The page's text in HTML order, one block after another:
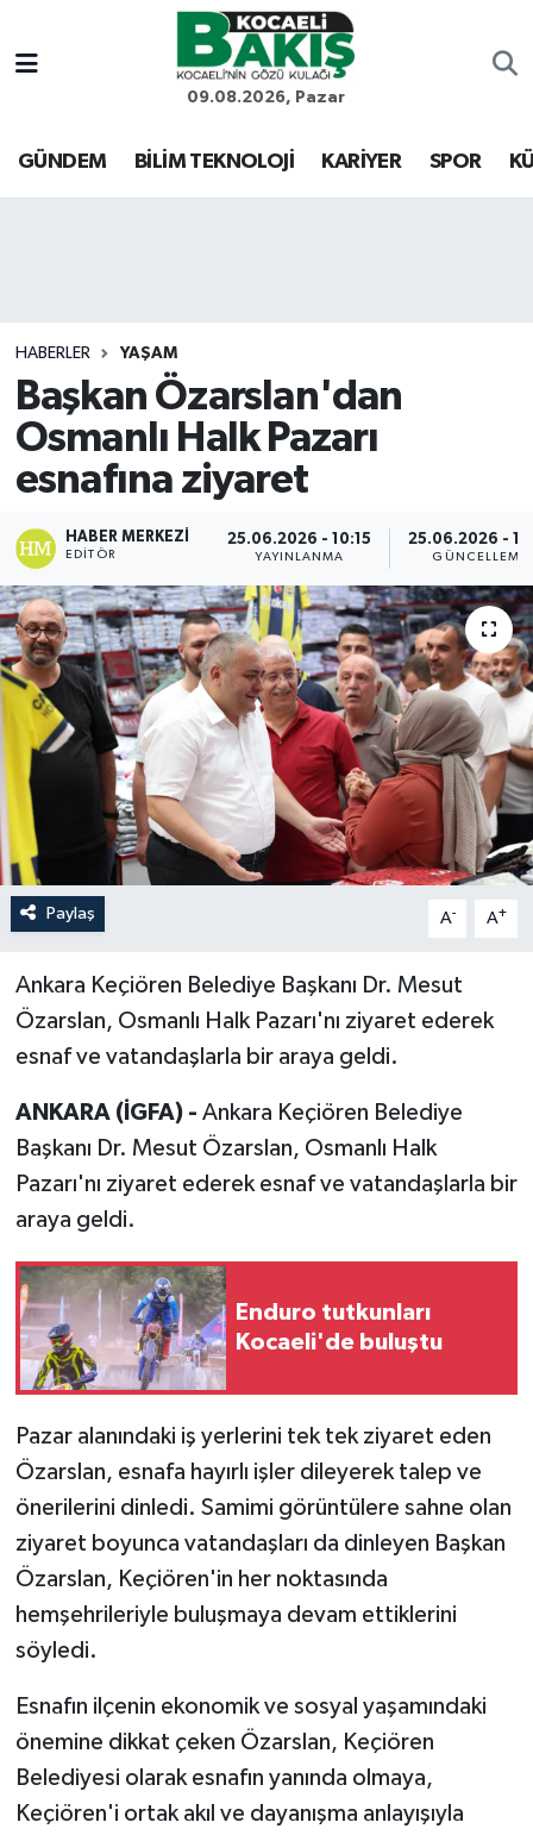
09.08.2026, Pazar
GÜNDEM BİLİM TEKNOLOJİ KARİYER SPOR
HABERLER YAŞAM
Başkan Özarslan'dan
Osmanlı Halk Pazarı
esnafına ziyaret
HABER MERKEZI
EDITÖR
25.06.2026 - 10:15
YAYINLANMA
25.06.2026 -
GÜNCELLEME
Paylaş A- A+
Ankara Keçiören Belediye Başkanı Dr. Mesut
Özarslan, Osmanlı Halk Pazarı'nı ziyaret ederek
esnaf ve vatandaşlarla bir araya geldi.
ANKARA (İGFA) - Ankara Keçiören Belediye
Başkanı Dr. Mesut Özarslan, Osmanlı Halk
Pazarı'nı ziyaret ederek esnaf ve vatandaşlarla bir
araya geldi.
Enduro tutkunları
Kocaeli'de buluştu
Pazar alanındaki iş yerlerini tek tek ziyaret eden
Özarslan, esnafa hayırlı işler dileyerek talep ve
önerilerini dinledi. Samimi görüntülere sahne olan
ziyaret boyunca vatandaşları da dinleyen Başkan
Özarslan, Keçiören'in her noktasında
hemşehrileriyle buluşmaya devam ettiklerini
söyledi.
Esnafın ilçenin ekonomik ve sosyal yaşamındaki
önemine dikkat çeken Özarslan, Keçiören
Belediyesi olarak esnafın yanında olmaya,
Keçiören'i ortak akıl ve dayanışma anlayışıyla
Kocaeli Nöbetçi Eczaneler
Kocaeli Hava Durumu
Son Dakika Haberleri
Haber Arşivi